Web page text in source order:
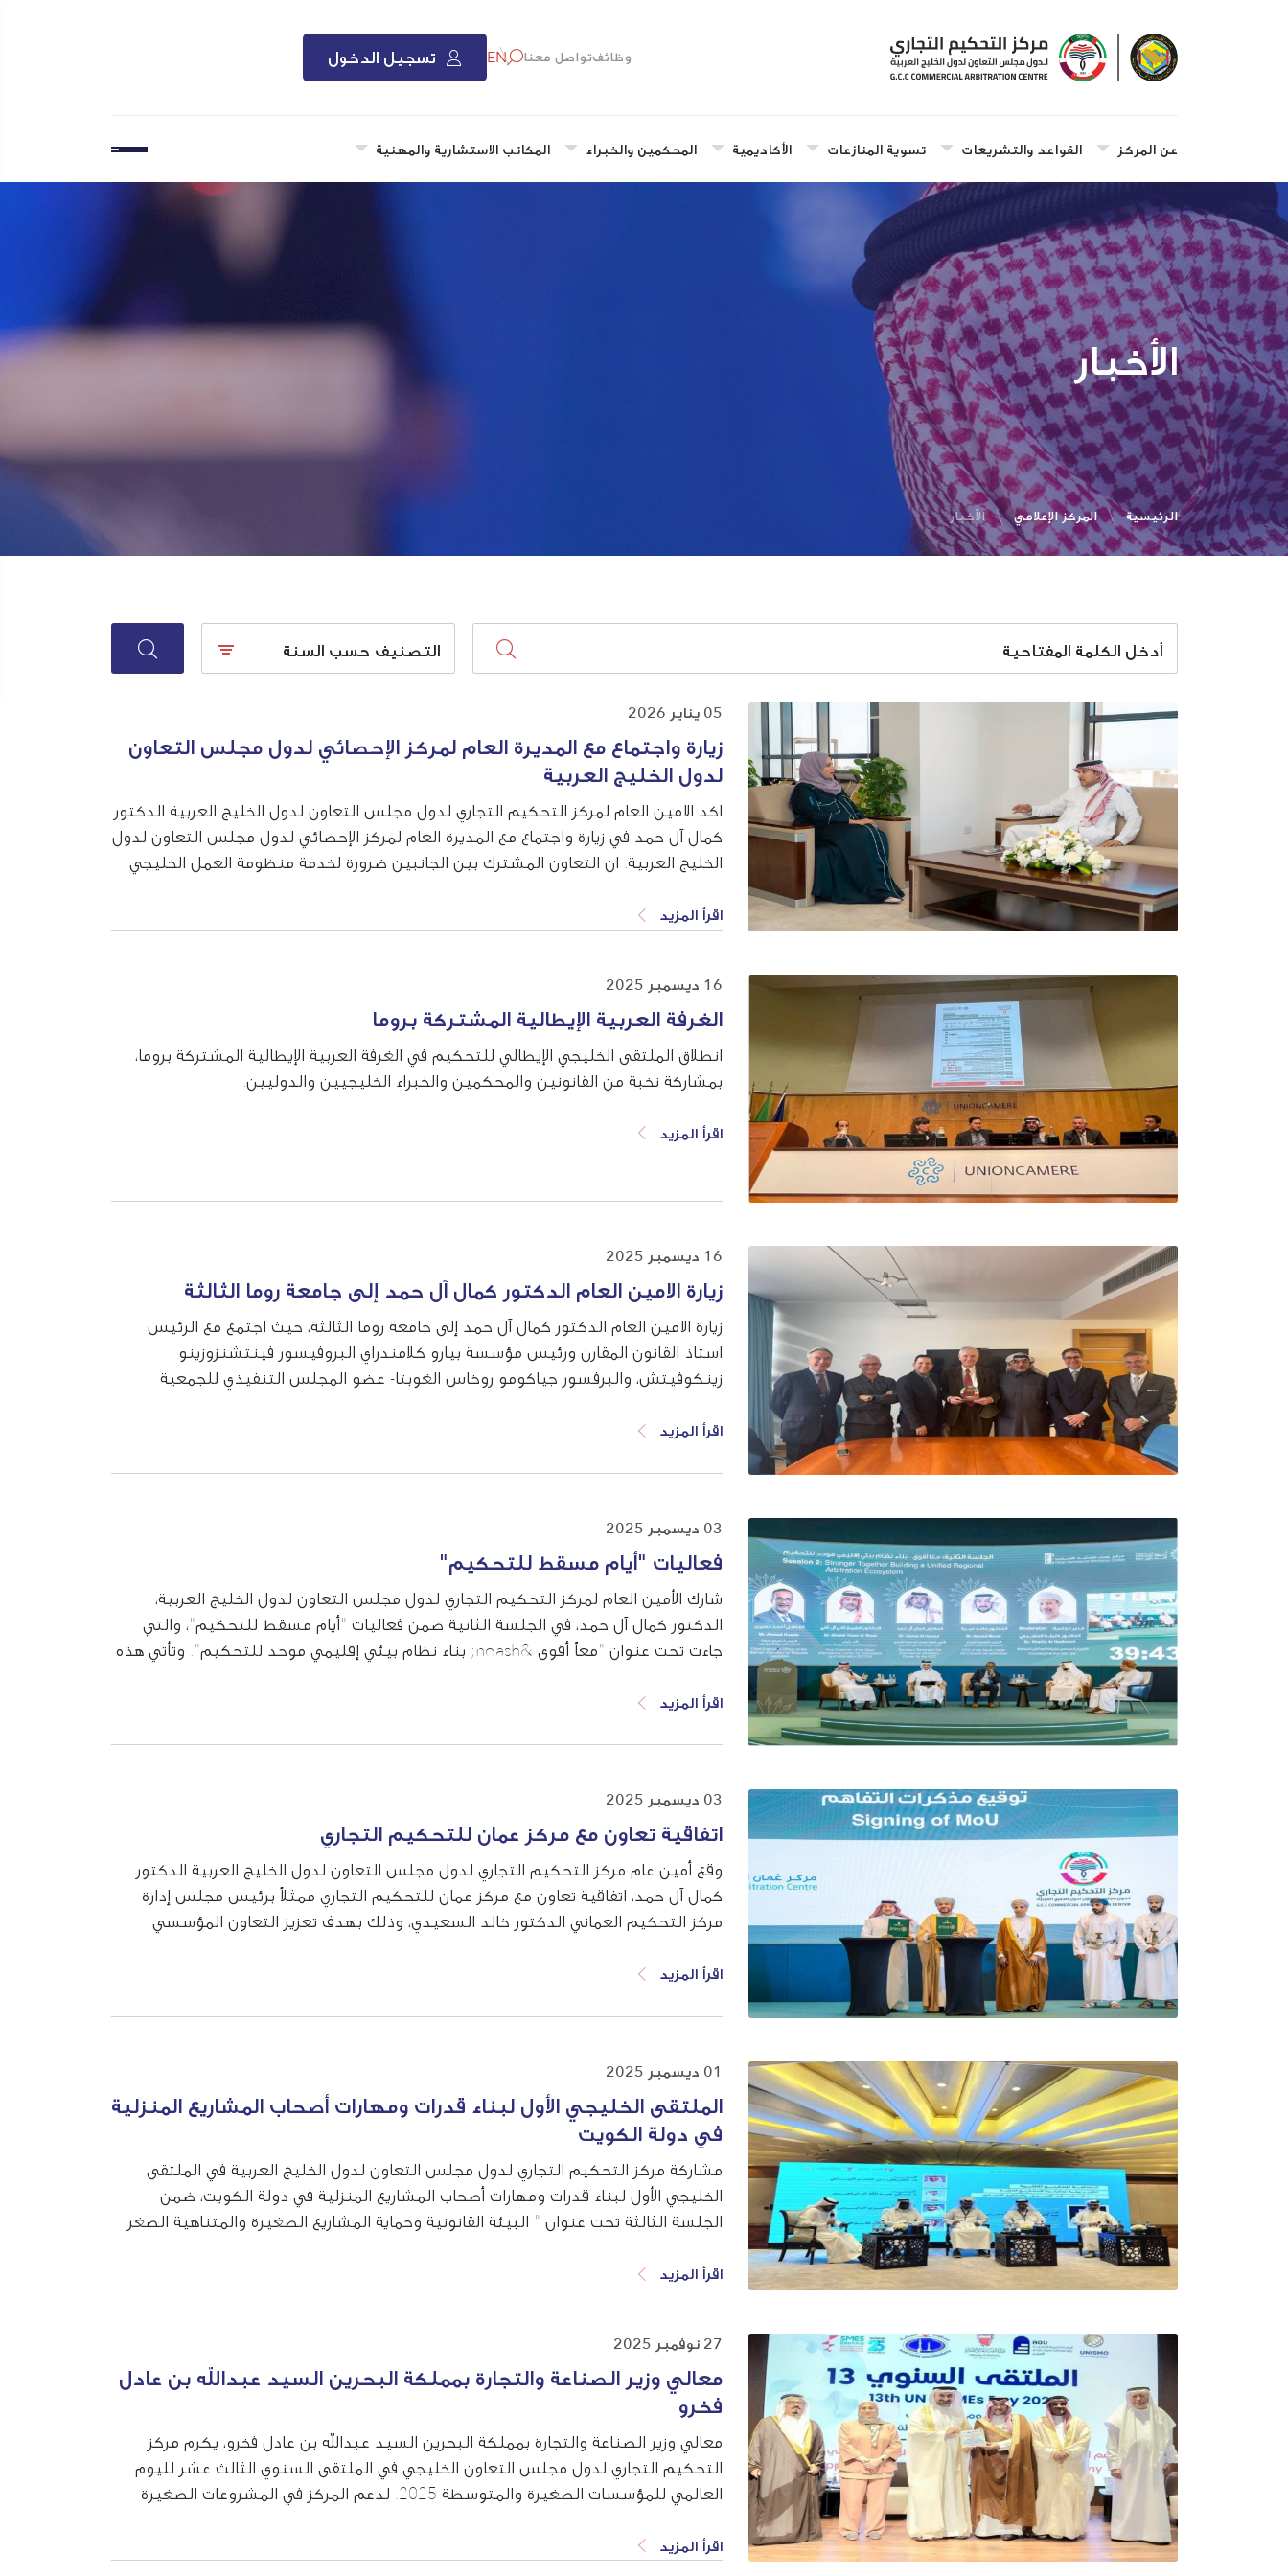
وظائفتواصل معنا EN تسجيل الدخول
عن المركز القواعد والتشريعات تسوية المنازعات الأكاديمية المحكمين والخبراء المكاتب الاستشارية والمهنية
الأخبار
الرئيسية المركز الإعلامي الأخبار
التصنيف حسب السنة
05 يناير 2026
زيارة واجتماع مع المديرة العام لمركز الإحصائي لدول مجلس التعاون
لدول الخليج العربية
اكد الامين العام لمركز التحكيم التجاري لدول مجلس التعاون لدول الخليج العربية الدكتور
كمال آل حمد في زيارة واجتماع مع المديرة العام لمركز الإحصائي لدول مجلس التعاون لدول
الخليج العربية. ان التعاون المشترك بين الجانبين ضرورة لخدمة منظومة العمل الخليجي
اقرأ المزيد
16 ديسمبر 2025
الغرفة العربية الإيطالية المشتركة بروما
انطلاق الملتقى الخليجي الإيطالي للتحكيم في الغرفة العربية الإيطالية المشتركة بروما،
بمشاركة نخبة من القانونين والمحكمين والخبراء الخليجيين والدوليين.
اقرأ المزيد
16 ديسمبر 2025
زيارة الامين العام الدكتور كمال آل حمد إلى جامعة روما الثالثة
زيارة الامين العام الدكتور كمال آل حمد إلى جامعة روما الثالثة، حيث اجتمع مع الرئيس
استاذ القانون المقارن ورئيس مؤسسة بيارو كلامندراي البروفيسور فينتشنزوزينو
زينكوفيتش، والبرفسور جياكومو روخاس الغوبتا- عضو المجلس التنفيذي للجمعية
اقرأ المزيد
03 ديسمبر 2025
فعاليات "أيام مسقط للتحكيم"
شارك الأمين العام لمركز التحكيم التجاري لدول مجلس التعاون لدول الخليج العربية،
الدكتور كمال آل حمد، في الجلسة الثانية ضمن فعاليات "أيام مسقط للتحكيم"، والتي
جاءت تحت عنوان "معاً أقوى &ndash; بناء نظام بيئي إقليمي موحد للتحكيم". وتأتي هذه
اقرأ المزيد
03 ديسمبر 2025
اتفاقية تعاون مع مركز عمان للتحكيم التجاري
وقع أمين عام مركز التحكيم التجاري لدول مجلس التعاون لدول الخليج العربية الدكتور
كمال آل حمد، اتفاقية تعاون مع مركز عمان للتحكيم التجاري ممثلاً برئيس مجلس إدارة
مركز التحكيم العماني الدكتور خالد السعيدي، وذلك بهدف تعزيز التعاون المؤسسي
اقرأ المزيد
01 ديسمبر 2025
الملتقى الخليجي الأول لبناء قدرات ومهارات أصحاب المشاريع المنزلية
في دولة الكويت
مشاركة مركز التحكيم التجاري لدول مجلس التعاون لدول الخليج العربية في الملتقى
الخليجي الأول لبناء قدرات ومهارات أصحاب المشاريع المنزلية في دولة الكويت، ضمن
الجلسة الثالثة تحت عنوان " البيئة القانونية وحماية المشاريع الصغيرة والمتناهية الصغر
اقرأ المزيد
27 نوفمبر 2025
معالي وزير الصناعة والتجارة بمملكة البحرين السيد عبدالله بن عادل
فخرو
معالي وزير الصناعة والتجارة بمملكة البحرين السيد عبدالله بن عادل فخرو، يكرم مركز
التحكيم التجاري لدول مجلس التعاون الخليجي في الملتقى السنوي الثالث عشر لليوم
العالمي للمؤسسات الصغيرة والمتوسطة 2025. لدعم المركز في المشروعات الصغيرة
اقرأ المزيد